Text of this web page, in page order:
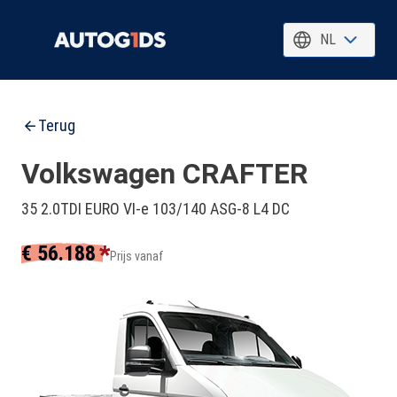
NL
Terug
Volkswagen CRAFTER
35 2.0TDI EURO VI-e 103/140 ASG-8 L4 DC
€ 56.188*Prijs vanaf